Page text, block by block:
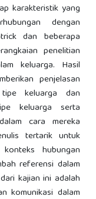
karakteristik yang
dengan
dan beberapa
penelitian
keluarga. Hasil
penjelasan
keluarga dan
keluarga serta
cara mereka
tertarik untuk
hubungan
referensi dalam
kajian ini adalah
komunikasi dalam